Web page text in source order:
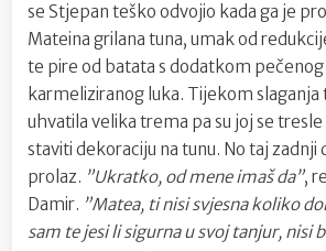
se Stjepan teško odvojio kada ga je
Mateina grilana tuna, umak od
te pire od batata s dodatkom pečenog
karmeliziranog luka. Tijekom slaganja
uhvatila velika trema pa su joj se tresle
staviti dekoraciju na tunu. No taj zadnji
prolaz. ”Ukratko, od mene imaš da”,
Damir. ”Matea, ti nisi svjesna koliko
sam te jesi li sigurna u svoj tanjur, nisi